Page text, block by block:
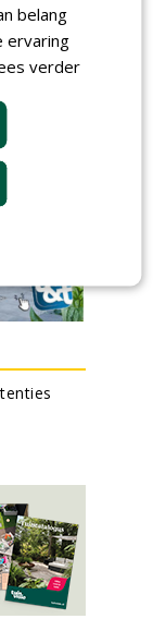
40 uur
belang
ervaring
verder